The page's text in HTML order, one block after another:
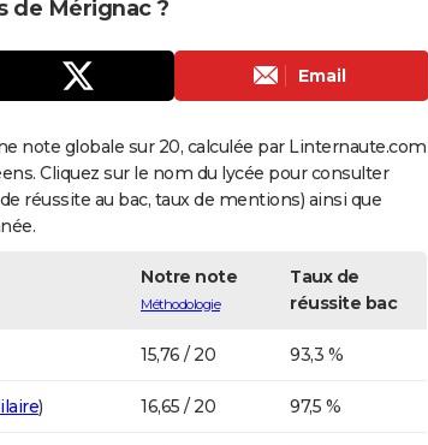
de Mérignac ?
Email
note globale sur 20, calculée par Linternaute.com
Cliquez sur le nom du lycée pour consulter
réussite au bac, taux de mentions) ainsi que
Notre note
Méthodologie
Taux de
réussite bac
15,76 / 20 93,3 %
) 16,65 / 20 97,5 %